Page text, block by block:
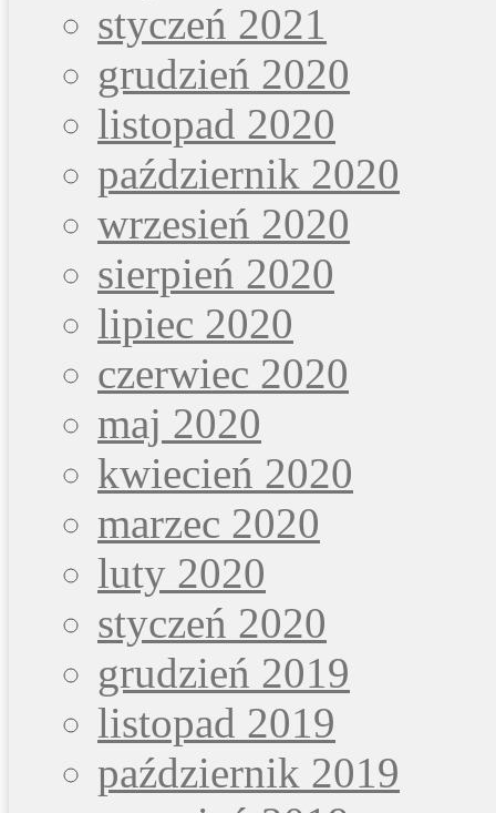
styczeń 2021
grudzień 2020
listopad 2020
październik 2020
wrzesień 2020
sierpień 2020
lipiec 2020
czerwiec 2020
maj 2020
kwiecień 2020
marzec 2020
luty 2020
styczeń 2020
grudzień 2019
listopad 2019
październik 2019